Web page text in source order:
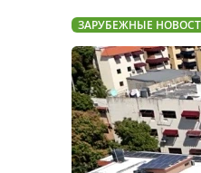
ЗАРУБЕЖНЫЕ